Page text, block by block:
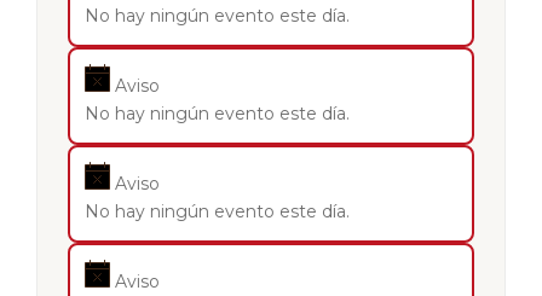
No hay ningún evento este día.
Aviso
No hay ningún evento este día.
Aviso
No hay ningún evento este día.
Aviso